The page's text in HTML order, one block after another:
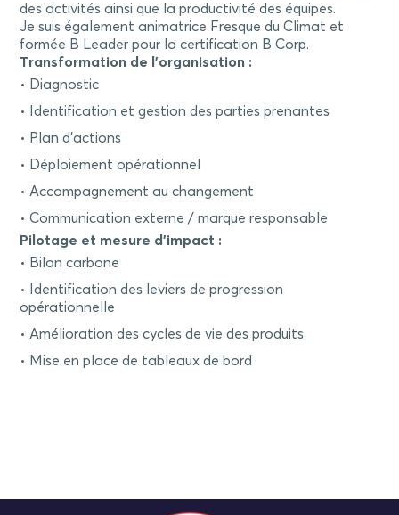
des activités ainsi que la productivité des équipes.
Je suis également animatrice Fresque du Climat et
formée B Leader pour la certification B Corp.
Transformation de l’organisation :
Diagnostic
Identification et gestion des parties prenantes
Plan d’actions
Déploiement opérationnel
Accompagnement au changement
Communication externe / marque responsable
Pilotage et mesure d’impact :
Bilan carbone
Identification des leviers de progression
opérationnelle
Amélioration des cycles de vie des produits
Mise en place de tableaux de bord